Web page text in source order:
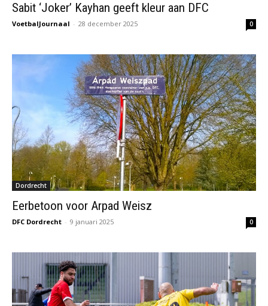
Sabit ‘Joker’ Kayhan geeft kleur aan DFC
VoetbalJournaal - 28 december 2025 0
Dordrecht
Eerbetoon voor Arpad Weisz
DFC Dordrecht - 9 januari 2025 0